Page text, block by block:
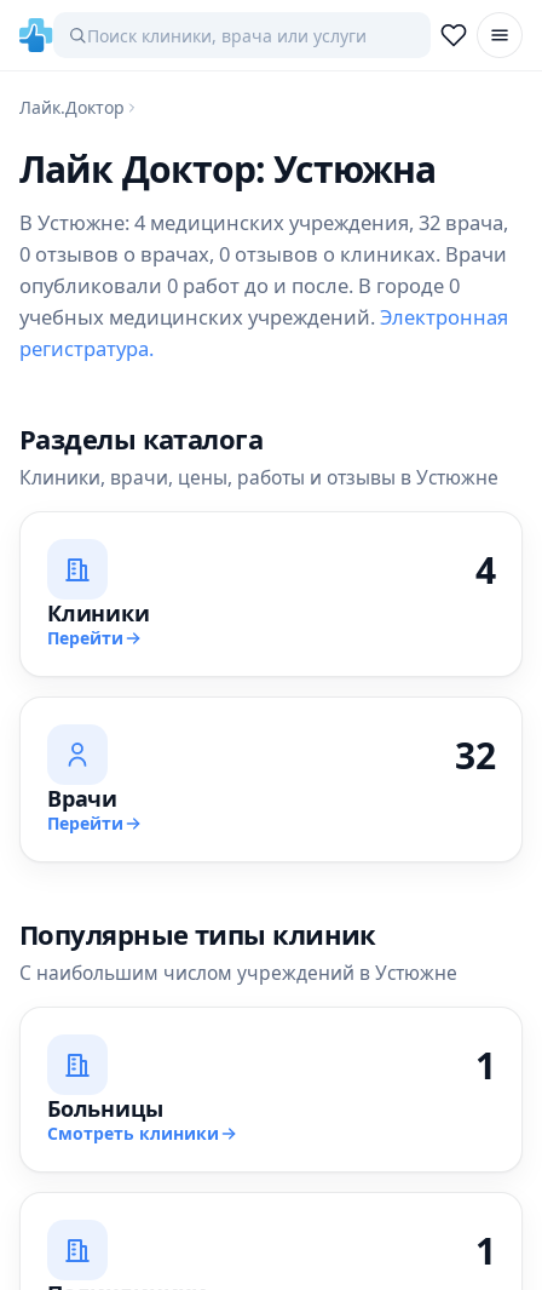
Лайк.Доктор
Лайк Доктор: Устюжна
В Устюжне: 4 медицинских учреждения, 32 врача,
0 отзывов о врачах, 0 отзывов о клиниках. Врачи
опубликовали 0 работ до и после. В городе 0
учебных медицинских учреждений. Электронная
регистратура.
Разделы каталога
Клиники, врачи, цены, работы и отзывы в Устюжне
4
Клиники
Перейти
32
Врачи
Перейти
Популярные типы клиник
С наибольшим числом учреждений в Устюжне
1
Больницы
Смотреть клиники
1